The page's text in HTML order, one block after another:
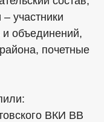
участники
и объединений,
почетные
ВКИ ВВ